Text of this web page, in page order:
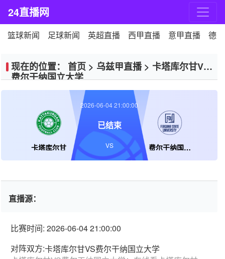
24直播网
篮球新闻 足球新闻 英超直播 西甲直播 意甲直播 德
现在的位置： 首页 > 乌兹甲直播> 卡塔库尔甘VS
费尔干纳国立大学
卡塔库尔甘 费尔干纳国立大学
2026-06-04 21:00:00
已结束
VS
直播源：
比赛时间: 2026-06-04 21:00:00
对阵双方:卡塔库尔甘VS费尔干纳国立大学